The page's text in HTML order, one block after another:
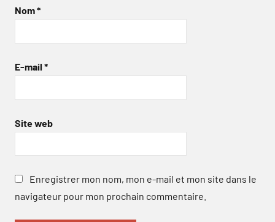
Nom*
E-mail *
Site web
Enregistrer mon nom, mon e-mail et mon site dans le
navigateur pour mon prochain commentaire.